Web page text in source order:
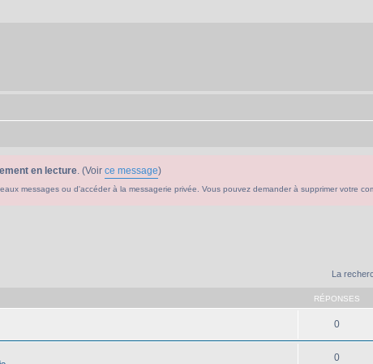
en lecture. (Voir ce message)
messages ou d'accéder à la messagerie privée. Vous pouvez demander à supprimer votre
La
RÉPONSES
0
0